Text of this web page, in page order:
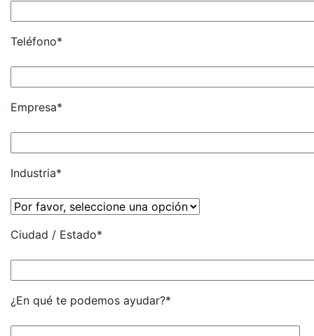
Teléfono*
Empresa*
Industria*
Ciudad / Estado*
¿En qué te podemos ayudar?*